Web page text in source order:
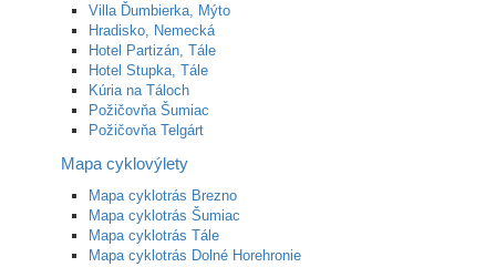
Villa Ďumbierka, Mýto
Hradisko, Nemecká
Hotel Partizán, Tále
Hotel Stupka, Tále
Kúria na Táloch
Požičovňa Šumiac
Požičovňa Telgárt
Mapa cyklovýlety
Mapa cyklotrás Brezno
Mapa cyklotrás Šumiac
Mapa cyklotrás Tále
Mapa cyklotrás Dolné Horehronie